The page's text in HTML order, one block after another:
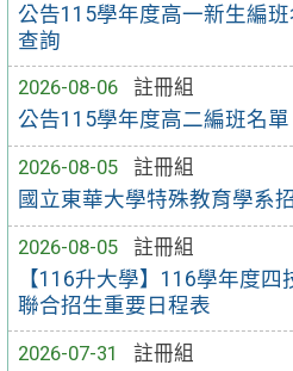
公告115學年度高一新生編
查詢
2026-08-06
註冊組
公告115學年度高二編班名
2026-08-05
註冊組
國立東華大學特殊教育學系
2026-08-05
註冊組
【116升大學】116學年度
聯合招生重要日程表
2026-07-31
註冊組